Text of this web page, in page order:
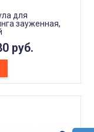
для
зауженная,
руб.